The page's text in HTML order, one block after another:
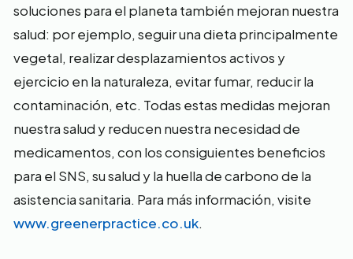
soluciones para el planeta también mejoran nuestra
salud: por ejemplo, seguir una dieta principalmente
vegetal, realizar desplazamientos activos y
ejercicio en la naturaleza, evitar fumar, reducir la
contaminación, etc. Todas estas medidas mejoran
nuestra salud y reducen nuestra necesidad de
medicamentos, con los consiguientes beneficios
para el SNS, su salud y la huella de carbono de la
asistencia sanitaria. Para más información, visite
www.greenerpractice.co.uk.